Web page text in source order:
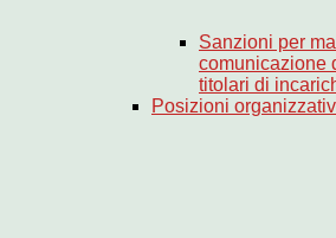
Sanzioni per
comunicazione
titolari di
Posizioni